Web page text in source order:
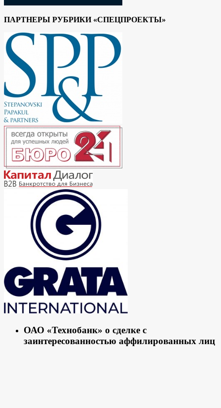
ПАРТНЕРЫ РУБРИКИ «СПЕЦПРОЕКТЫ»
ОАО «Технобанк» о сделке с
заинтересованностью аффилированных лиц